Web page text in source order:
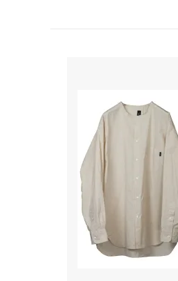
Macrame Wala